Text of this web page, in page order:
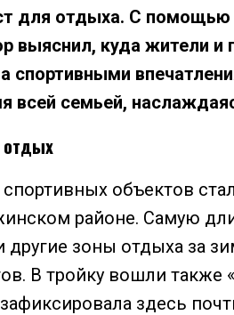
для отдыха. С помощью
выяснил, куда жители и
спортивными
всей семьей,
отдых
объектов
районе. Самую
другие зоны отдыха за
В тройку вошли также
здесь